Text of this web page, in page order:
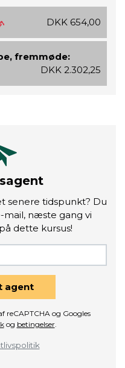
DKK 654,00
fremmøde:
DKK 2.302,25
senere tidspunkt? Du
næste gang vi
dette kursus!
agent
reCAPTCHA og Googles
og betingelser.